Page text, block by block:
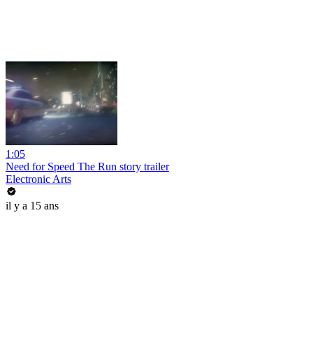
1:05
Need for Speed The Run story trailer
Electronic Arts
il y a 15 ans